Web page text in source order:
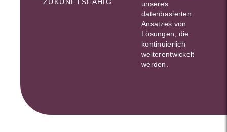
unseres
datenbasierten
Ansatzes von
Lösungen, die
kontinuierlich
weiterentwickelt
werden.